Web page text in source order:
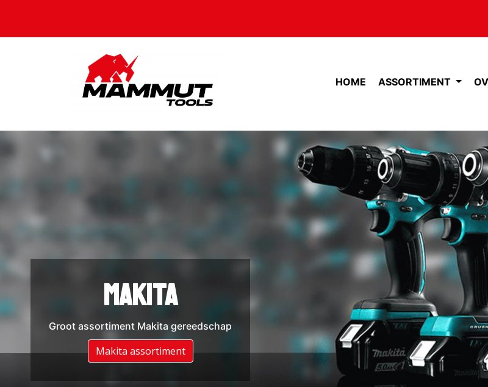
HOME ASSORTIMENT
Makita
Groot assortiment Makita gereedschap
Makita assortiment
DeWalt
Groot assortiment DeWalt gereedschap
Assortiment DeWalt